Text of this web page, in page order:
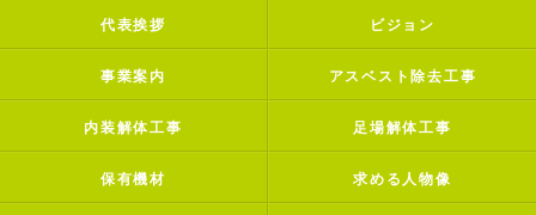
代表挨拶 ビジョン
事業案内 アスベスト除去工事
内装解体工事 足場解体工事
保有機材 求める人物像